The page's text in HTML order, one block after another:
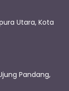
Utara, Kota
Pandang,